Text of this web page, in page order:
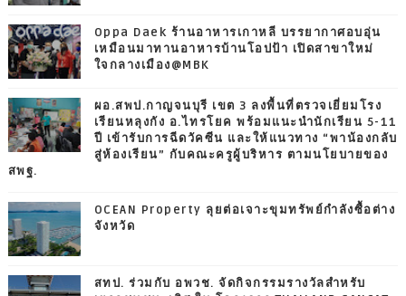
Oppa Daek ร้านอาหารเกาหลี บรรยากาศอบอุ่น
เหมือนมาทานอาหารบ้านโอปป้า เปิดสาขาใหม่
ใจกลางเมือง@MBK
ผอ.สพป.กาญจนบุรี เขต 3 ลงพื้นที่ตรวจเยี่ยมโรง
เรียนหลุงกัง อ.ไทรโยค พร้อมแนะนำนักเรียน 5-11
ปี เข้ารับการฉีดวัคซีน และให้แนวทาง “พาน้องกลับ
สู่ห้องเรียน” กับคณะครูผู้บริหาร ตามนโยบายของ
สพฐ.
OCEAN Property ลุยต่อเจาะขุมทรัพย์กำลังซื้อต่าง
จังหวัด
สทป. ร่วมกับ อพวช. จัดกิจกรรมรางวัลสำหรับ